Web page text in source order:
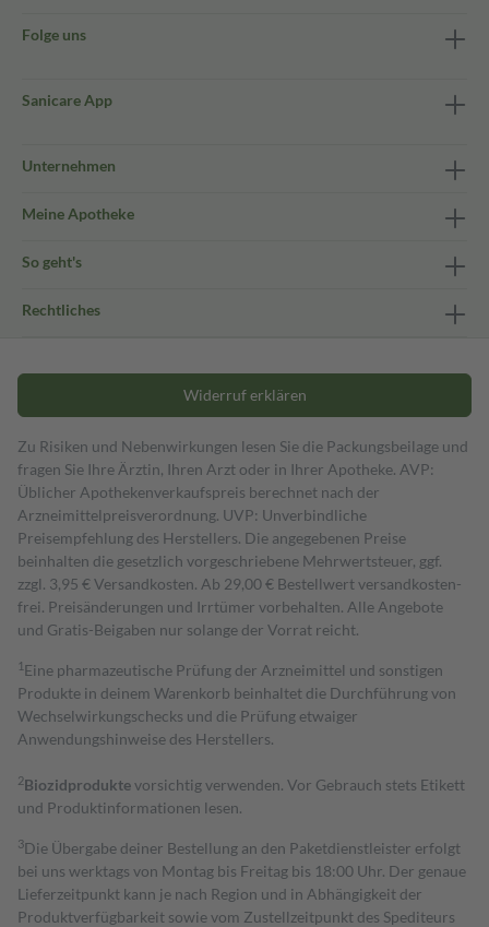
Folge uns
Sanicare App
Unternehmen
Meine Apotheke
So geht's
Rechtliches
Widerruf erklären
Zu Risiken und Nebenwirkungen lesen Sie die Packungsbeilage und
fragen Sie Ihre Ärztin, Ihren Arzt oder in Ihrer Apotheke. AVP:
Üblicher Apothekenverkaufspreis berechnet nach der
Arzneimittelpreisverordnung. UVP: Unverbindliche
Preisempfehlung des Herstellers. Die angegebenen Preise
beinhalten die gesetzlich vorgeschriebene Mehrwertsteuer, ggf.
zzgl. 3,95 € Versandkosten. Ab 29,00 € Bestell­wert versand­kosten­
frei. Preisänderungen und Irrtümer vorbehalten. Alle Angebote
und Gratis-Beigaben nur solange der Vorrat reicht.
1 Eine pharmazeutische Prüfung der Arzneimittel und sonstigen
Produkte in deinem Warenkorb beinhaltet die Durchführung von
Wechselwirkungschecks und die Prüfung etwaiger
Anwendungshinweise des Herstellers.
2Biozidproduktevorsichtig verwenden. Vor Gebrauch stets Etikett
und Produktinformationen lesen.
3Die Übergabe deiner Bestellung an den Paketdienstleister erfolgt
bei uns werktags von Montag bis Freitag bis 18:00 Uhr. Der genaue
Lieferzeitpunkt kann je nach Region und in Abhängigkeit der
Produktverfügbarkeit sowie vom Zustellzeitpunkt des Spediteurs